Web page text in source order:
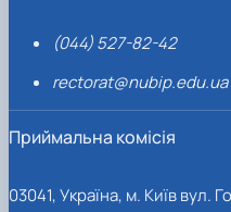
(044) 527-82-42
rectorat@nubip.edu.ua
Приймальна комісія
03041, Україна, м. Київ вул.